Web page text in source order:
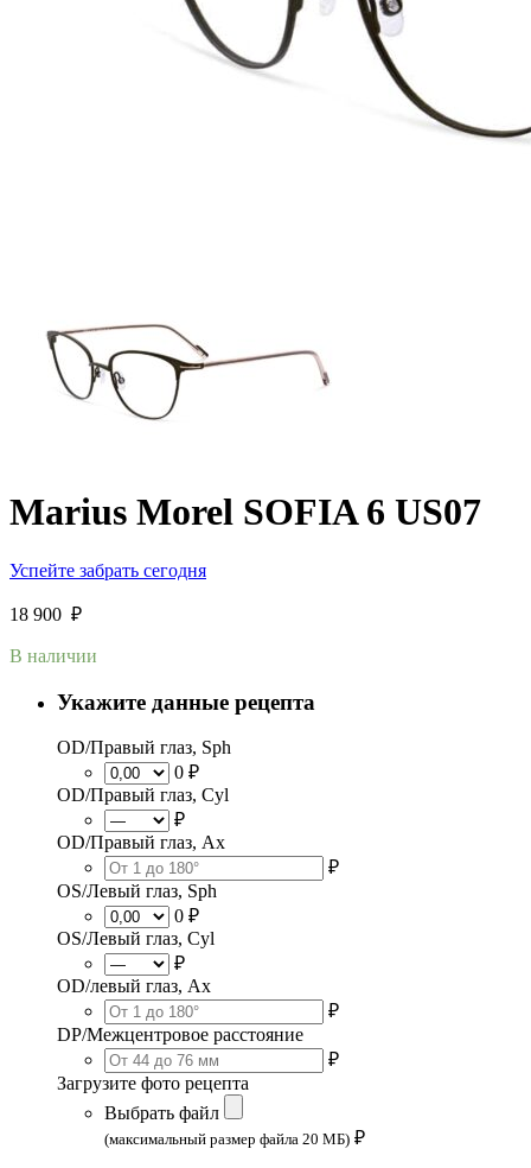
Marius Morel SOFIA 6 US07
Успейте забрать сегодня
18 900 ₽
В наличии
Укажите данные рецепта
OD/Правый глаз, Sph
0 ₽
OD/Правый глаз, Cyl
₽
OD/Правый глаз, Ax
₽
OS/Левый глаз, Sph
0 ₽
OS/Левый глаз, Cyl
₽
OD/левый глаз, Ax
₽
DP/Межцентровое расстояние
₽
Загрузите фото рецепта
Выбрать файл
(максимальный размер файла 20 МБ) ₽